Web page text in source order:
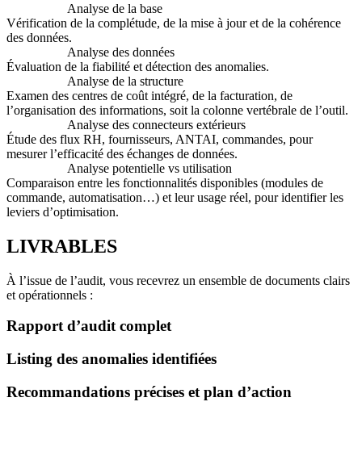
Analyse de la base
Vérification de la complétude, de la mise à jour et de la cohérence
des données.
Analyse des données
Évaluation de la fiabilité et détection des anomalies.
Analyse de la structure
Examen des centres de coût intégré, de la facturation, de
l’organisation des informations, soit la colonne vertébrale de l’outil.
Analyse des connecteurs extérieurs
Étude des flux RH, fournisseurs, ANTAI, commandes, pour
mesurer l’efficacité des échanges de données.
Analyse potentielle vs utilisation
Comparaison entre les fonctionnalités disponibles (modules de
commande, automatisation…) et leur usage réel, pour identifier les
leviers d’optimisation.
LIVRABLES
À l’issue de l’audit, vous recevrez un ensemble de documents clairs
et opérationnels :
Rapport d’audit complet
Listing des anomalies identifiées
Recommandations précises et plan d’action